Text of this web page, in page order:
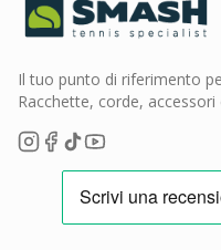
Il tuo punto di riferimento
Racchette, corde,